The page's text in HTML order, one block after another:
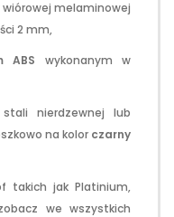
wiórowej melaminowej
2 mm,
ABS wykonanym w
nierdzewnej lub
na kolor czarny
takich jak Platinium,
we wszystkich